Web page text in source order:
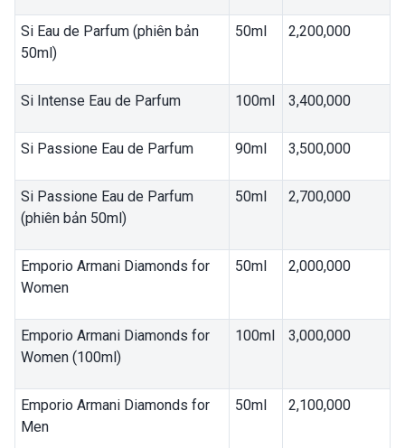
Si Eau de Parfum (phiên bản
50ml)
50ml 2,200,000
Si Intense Eau de Parfum 100ml 3,400,000
Si Passione Eau de Parfum 90ml 3,500,000
Si Passione Eau de Parfum
(phiên bản 50ml)
50ml 2,700,000
Emporio Armani Diamonds for
Women
50ml 2,000,000
Emporio Armani Diamonds for
Women (100ml)
100ml 3,000,000
Emporio Armani Diamonds for
Men
50ml 2,100,000